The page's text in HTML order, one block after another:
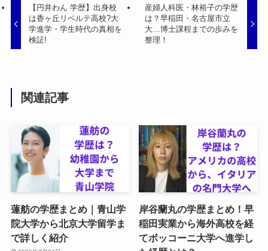
【円井わん 学歴】出身校
は香ヶ丘リベルテ高校?大
学進学・学生時代の真相を
検証!
産婦人科医・林裕子の学歴
は？早稲田・名古屋市立
大…博士課程までの歩みを
整理！
関連記事
蓮舫の学歴まとめ｜青山学
院大学から北京大学留学ま
で詳しく紹介
岸谷蘭丸の学歴まとめ！早
稲田実業から海外高校を経
てボッコーニ大学へ進学し